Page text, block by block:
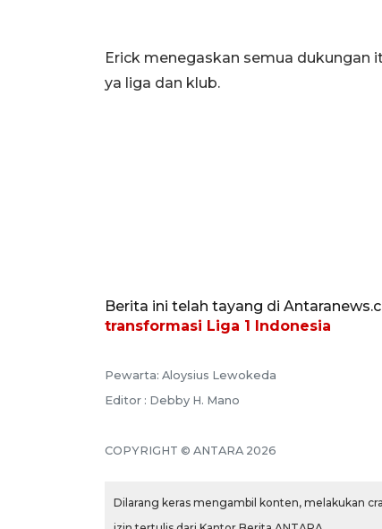
Erick menegaskan semua dukungan
ya liga dan klub.
Berita ini telah tayang di
transformasi Liga 1 Indonesia
Pewarta: Aloysius Lewokeda
Editor : Debby H. Mano
COPYRIGHT © ANTARA 2026
Dilarang keras mengambil konten, melakukan